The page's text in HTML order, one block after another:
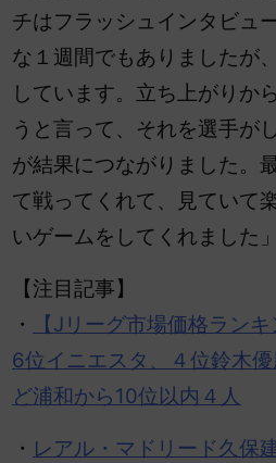
チはフラッシュインタビュ
な１週間でもありましたが
しています。立ち上がりか
うと言って、それを選手が
が結果につながりました。
て戦ってくれて、見ていて
いゲームをしてくれました
【注目記事】
・
【Jリーグ市場価格ラン
6位イニエスタ、４位鈴木
ど浦和から10位以内４人
・ レアル・マドリード久保